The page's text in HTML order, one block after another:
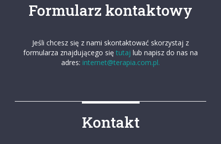
Formularz kontaktowy
Jeśli chcesz się z nami skontaktować skorzystaj z
formularza znajdującego się tutaj lub napisz do nas na
adres: internet@terapia.com.pl.
Kontakt